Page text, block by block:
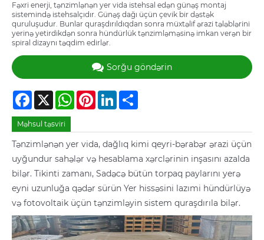
Fəxri enerji, tənzimlənən yer vida istehsal edən günəş montaj
sistemində istehsalçıdır. Günəş dağı üçün çevik bir dəstək
quruluşudur. Bunlar quraşdırıldıqdan sonra müxtəlif ərazi tələblərini
yerinə yetirdikdən sonra hündürlük tənzimləməsinə imkan verən bir
spiral dizaynı təqdim edirlər.
Sorğu göndərin
Facebook
X WhatsAppPinterestLinkedIn
Məhsul təsviri
Tənzimlənən yer vida, dağlıq kimi qeyri-bərabər ərazi üçün
uyğundur sahələr və hesablama xərclərinin inşasını azalda
bilər. Tikinti zamanı, Sadəcə bütün torpaq paylarını yerə
eyni uzunluğa qədər sürün Yer hissəsini lazımi hündürlüyə
və fotovoltaik üçün tənzimləyin sistem quraşdırıla bilər.